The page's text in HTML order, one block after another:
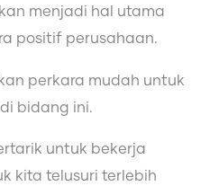
menjadi hal utama
positif perusahaan.
perkara mudah untuk
bidang ini.
untuk bekerja
kita telusuri terlebih